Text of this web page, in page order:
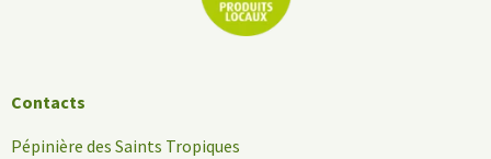
Contacts
Pépinière des Saints Tropiques